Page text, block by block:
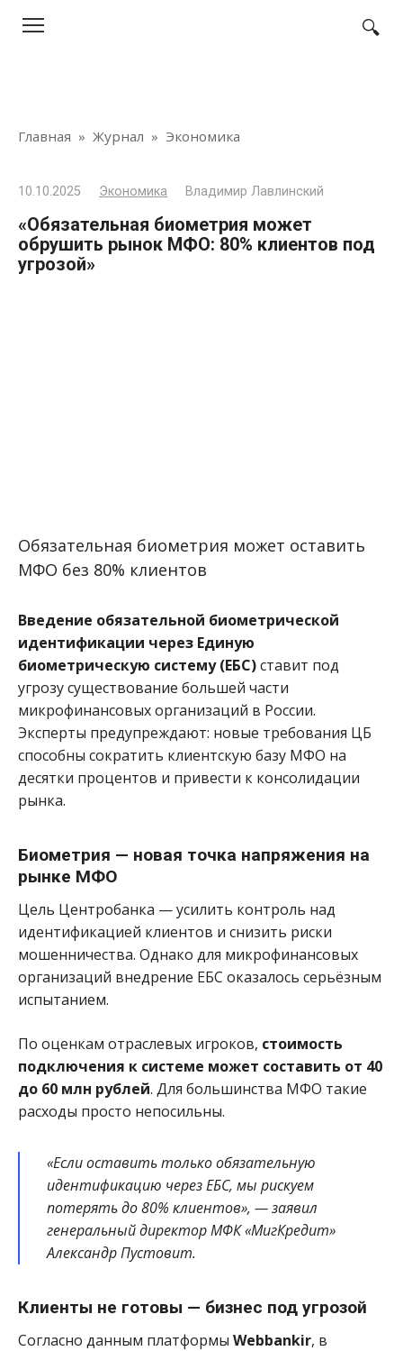
Главная » Журнал » Экономика
10.10.2025 Экономика Владимир Лавлинский
«Обязательная биометрия может
обрушить рынок МФО: 80% клиентов под
угрозой»
Обязательная биометрия может оставить
МФО без 80% клиентов
Введение обязательной биометрической
идентификации через Единую
биометрическую систему (ЕБС)ставит под
угрозу существование большей части
микрофинансовых организаций в России.
Эксперты предупреждают: новые требования ЦБ
способны сократить клиентскую базу МФО на
десятки процентов и привести к консолидации
рынка.
Биометрия — новая точка напряжения на
рынке МФО
Цель Центробанка — усилить контроль над
идентификацией клиентов и снизить риски
мошенничества. Однако для микрофинансовых
организаций внедрение ЕБС оказалось серьёзным
испытанием.
По оценкам отраслевых игроков, стоимость
подключения к системе может составить от 40
до 60 млн рублей. Для большинства МФО такие
расходы просто непосильны.
«Если оставить только обязательную
идентификацию через ЕБС, мы рискуем
потерять до 80% клиентов», — заявил
генеральный директор МФК «МигКредит»
Александр Пустовит.
Клиенты не готовы — бизнес под угрозой
Согласно данным платформы Webbankir, в